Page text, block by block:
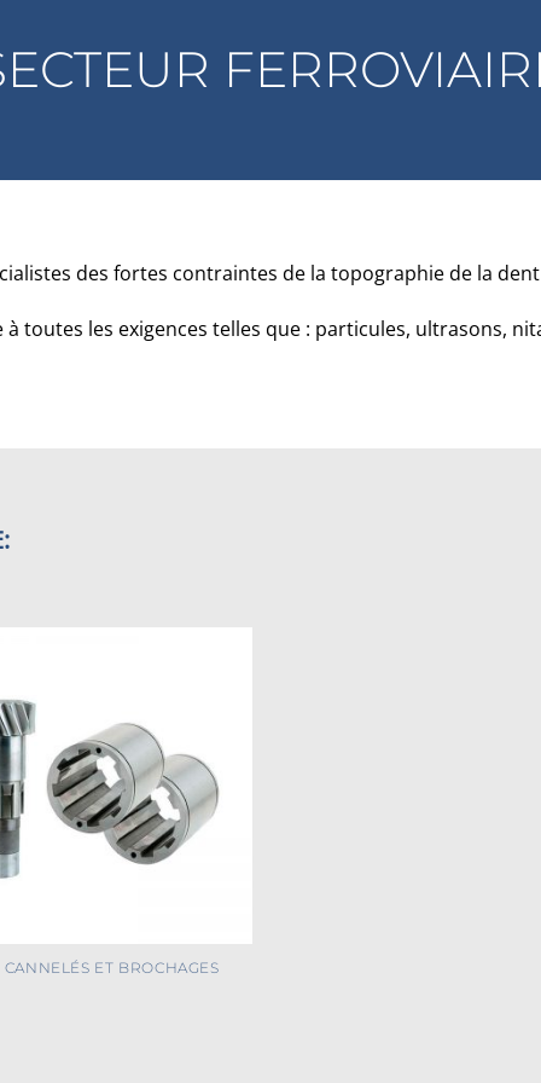
des fortes contraintes de la topographie de la
à toutes les exigences telles que : particules, ultrasons,
CANNELÉS ET BROCHAGES